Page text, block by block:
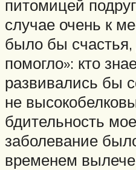
питомицей
случае очень к
было бы счастья,
помогло»: кто
развивались бы
не
бдительность
заболевание
временем